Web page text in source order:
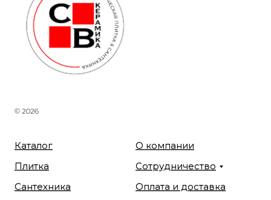
© 2026
Каталог
Плитка
Сантехника
О компании
Сотрудничество
Оплата и доставка